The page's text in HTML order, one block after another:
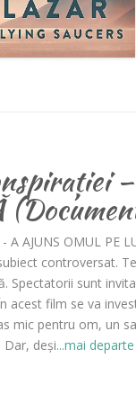
A AJUNS OMUL PE
controversat.
Spectatorii sunt
acest film se va
mic pentru om, un
Dar, deși...mai departe